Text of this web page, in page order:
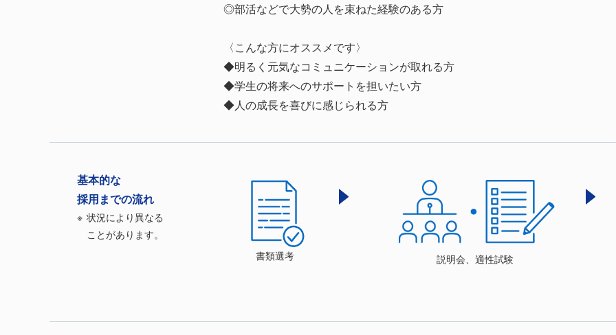
◎部活などで大勢の人を束ねた経験のある方
〈こんな方にオススメです〉
◆明るく元気なコミュニケーションが取れる方
◆学生の将来へのサポートを担いたい方
◆人の成長を喜びに感じられる方
基本的な
採⽤までの流れ
状況により異なる
ことがあります。
書類選考
説明会、適性試験